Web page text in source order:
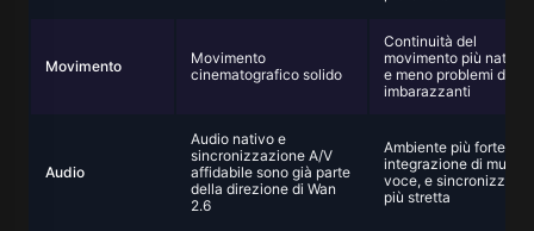
Movimento
Movimento
cinematografico solido
Continuità del
movimento più
e meno problemi di
imbarazzanti
Audio
Audio nativo e
sincronizzazione A/V
affidabile sono già parte
della direzione di Wan
2.6
Ambiente più forte,
integrazione di
voce, e
più stretta